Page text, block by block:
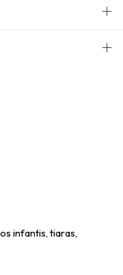
infantis, tiaras,